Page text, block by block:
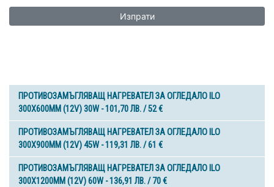
Изпрати
ПРОТИВОЗАМЪГЛЯВАЩ НАГРЕВАТЕЛ ЗА ОГЛЕДАЛО ILO
300X600MM (12V) 30W - 101,70 ЛВ. / 52 €
ПРОТИВОЗАМЪГЛЯВАЩ НАГРЕВАТЕЛ ЗА ОГЛЕДАЛО ILO
300X900MM (12V) 45W - 119,31 ЛВ. / 61 €
ПРОТИВОЗАМЪГЛЯВАЩ НАГРЕВАТЕЛ ЗА ОГЛЕДАЛО ILO
300X1200MM (12V) 60W - 136,91 ЛВ. / 70 €